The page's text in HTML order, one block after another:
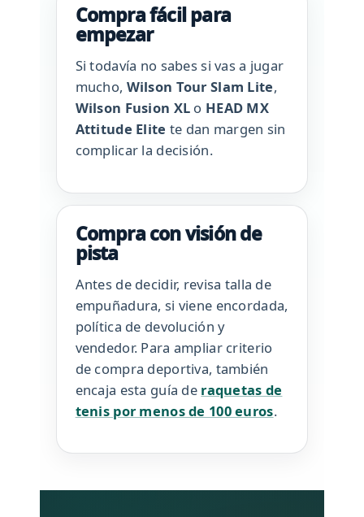
Compra fácil para
empezar
Si todavía no sabes si vas a jugar
mucho, Wilson Tour Slam Lite,
Wilson Fusion XL o HEAD MX
Attitude Elite te dan margen sin
complicar la decisión.
Compra con visión de
pista
Antes de decidir, revisa talla de
empuñadura, si viene encordada,
política de devolución y
vendedor. Para ampliar criterio
de compra deportiva, también
encaja esta guía de raquetas de
tenis por menos de 100 euros.